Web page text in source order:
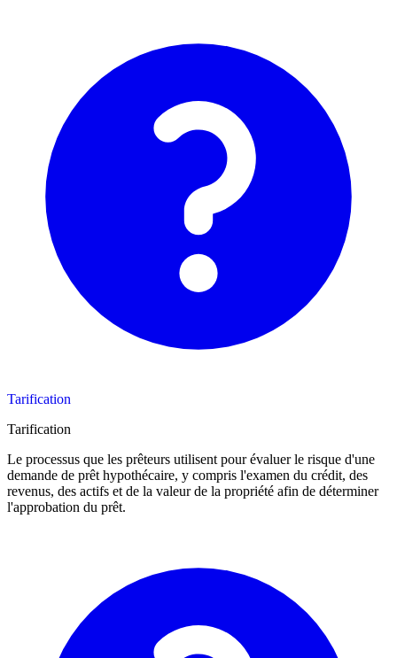
Tarification
Tarification
Le processus que les prêteurs utilisent pour évaluer le risque d'une
demande de prêt hypothécaire, y compris l'examen du crédit, des
revenus, des actifs et de la valeur de la propriété afin de déterminer
l'approbation du prêt.